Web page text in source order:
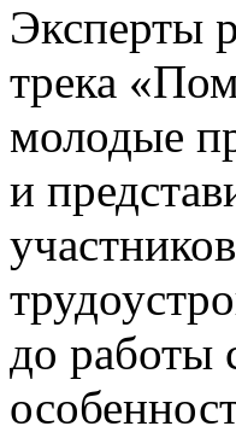
Эксперты
трека
молодые
и
до работы